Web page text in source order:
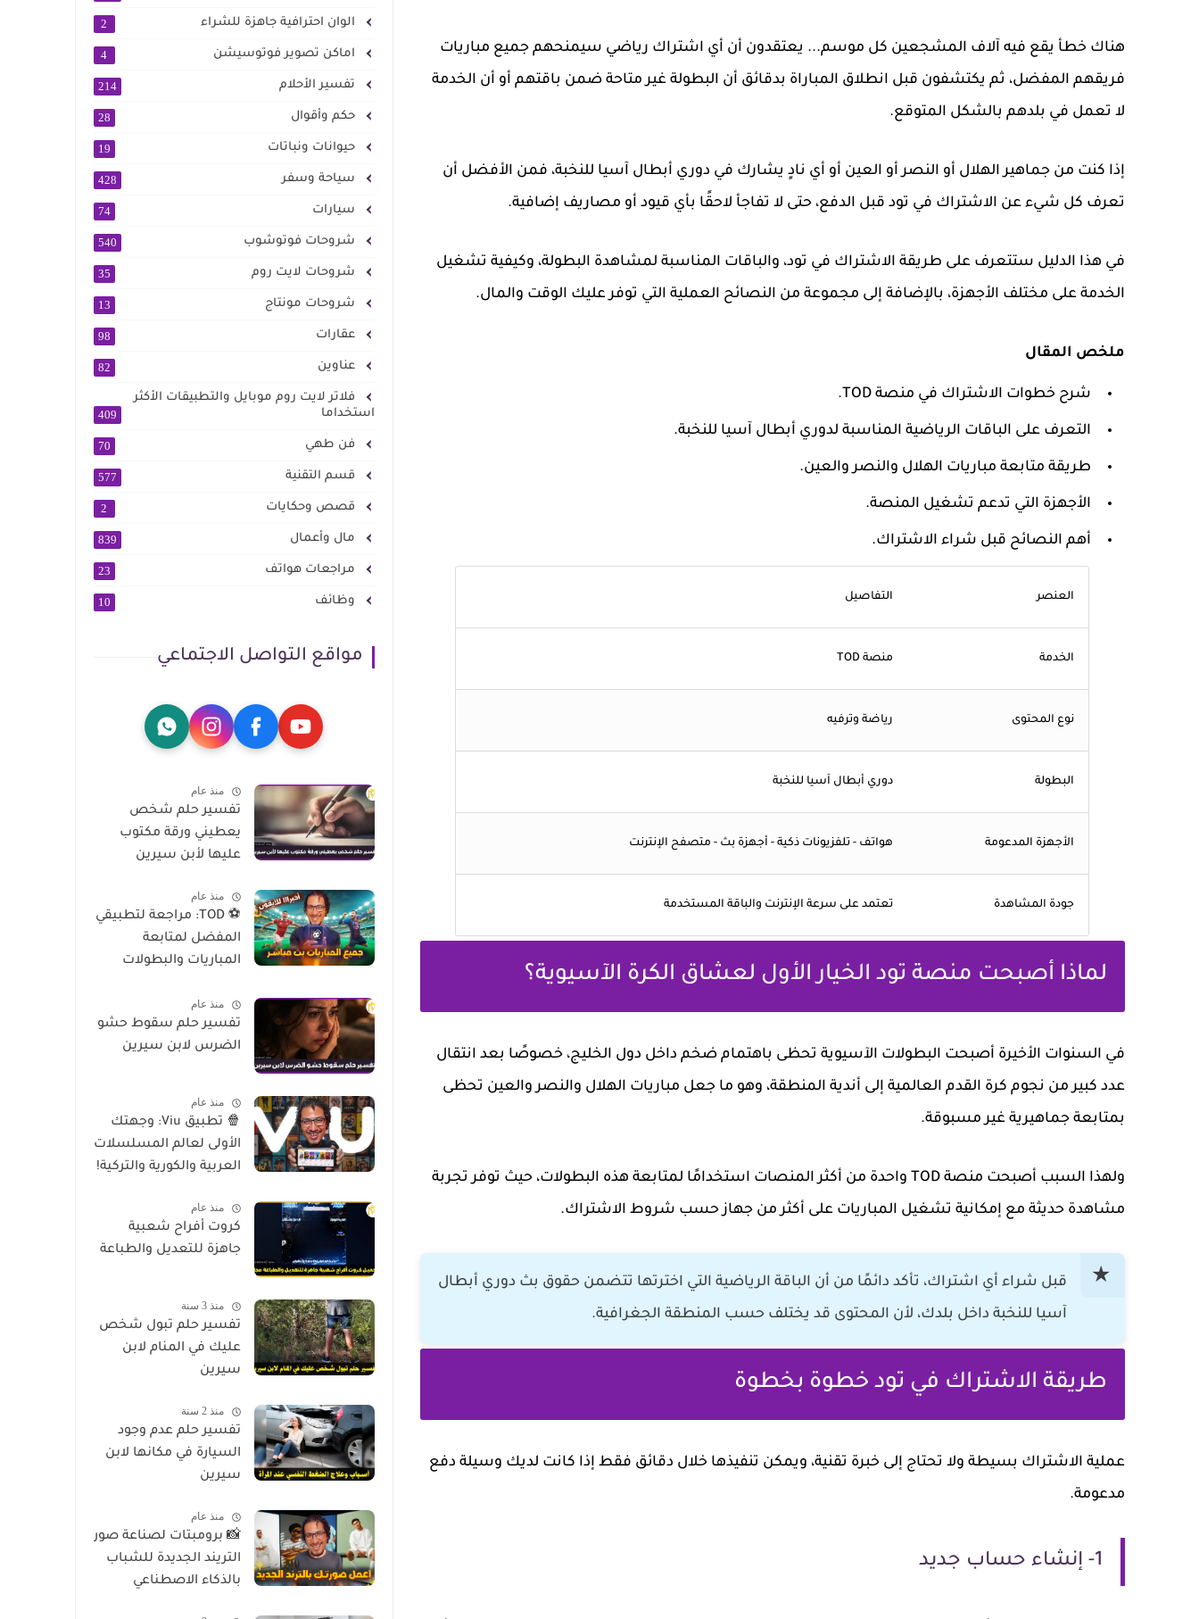
هناك خطأ يقع فيه آلاف المشجعين كل موسم... يعتقدون أن أي اشتراك رياضي سيمنحهم جميع مباريات
فريقهم المفضل، ثم يكتشفون قبل انطلاق المباراة بدقائق أن البطولة غير متاحة ضمن باقتهم أو أن الخدمة
لا تعمل في بلدهم بالشكل المتوقع.
إذا كنت من جماهير الهلال أو النصر أو العين أو أي نادٍ يشارك في دوري أبطال آسيا للنخبة، فمن الأفضل أن
تعرف كل شيء عن الاشتراك في تود قبل الدفع، حتى لا تفاجأ لاحقًا بأي قيود أو مصاريف إضافية.
في هذا الدليل ستتعرف على طريقة الاشتراك في تود، والباقات المناسبة لمشاهدة البطولة، وكيفية تشغيل
الخدمة على مختلف الأجهزة، بالإضافة إلى مجموعة من النصائح العملية التي توفر عليك الوقت والمال.
ملخص المقال
شرح خطوات الاشتراك في منصة TOD.
التعرف على الباقات الرياضية المناسبة لدوري أبطال آسيا للنخبة.
طريقة متابعة مباريات الهلال والنصر والعين.
الأجهزة التي تدعم تشغيل المنصة.
أهم النصائح قبل شراء الاشتراك.
العنصر التفاصيل
الخدمة منصة TOD
نوع المحتوى رياضة وترفيه
البطولة دوري أبطال آسيا للنخبة
الأجهزة المدعومة هواتف - تلفزيونات ذكية - أجهزة بث - متصفح الإنترنت
جودة المشاهدة تعتمد على سرعة الإنترنت والباقة المستخدمة
لماذا أصبحت منصة تود الخيار الأول لعشاق الكرة الآسيوية؟
في السنوات الأخيرة أصبحت البطولات الآسيوية تحظى باهتمام ضخم داخل دول الخليج، خصوصًا بعد انتقال
عدد كبير من نجوم كرة القدم العالمية إلى أندية المنطقة، وهو ما جعل مباريات الهلال والنصر والعين تحظى
بمتابعة جماهيرية غير مسبوقة.
ولهذا السبب أصبحت منصة TOD واحدة من أكثر المنصات استخدامًا لمتابعة هذه البطولات، حيث توفر تجربة
مشاهدة حديثة مع إمكانية تشغيل المباريات على أكثر من جهاز حسب شروط الاشتراك.
قبل شراء أي اشتراك، تأكد دائمًا من أن الباقة الرياضية التي اخترتها تتضمن حقوق بث دوري أبطال
آسيا للنخبة داخل بلدك، لأن المحتوى قد يختلف حسب المنطقة الجغرافية.
طريقة الاشتراك في تود خطوة بخطوة
عملية الاشتراك بسيطة ولا تحتاج إلى خبرة تقنية، ويمكن تنفيذها خلال دقائق فقط إذا كانت لديك وسيلة دفع
مدعومة.
1- إنشاء حساب جديد
الوان احترافية جاهزة للشراء 2
اماكن تصوير فوتوسيشن 4
تفسير الأحلام 214
حكم وأقوال 28
حيوانات ونباتات 19
سياحة وسفر 428
سيارات 74
شروحات فوتوشوب 540
شروحات لايت روم 35
شروحات مونتاج 13
عقارات 98
عناوين 82
فلاتر لايت روم موبايل والتطبيقات الأكثر
استخداما
409
فن طهي 70
قسم التقنية 577
قصص وحكايات 2
مال وأعمال 839
مراجعات هواتف 23
وظائف 10
مواقع التواصل الاجتماعي
منذ عام
تفسير حلم شخص
يعطيني ورقة مكتوب
عليها لأبن سيرين
منذ عام
⚽ TOD: مراجعة لتطبيقي
المفضل لمتابعة
المباريات والبطولات
منذ عام
تفسير حلم سقوط حشو
الضرس لابن سيرين
منذ عام
🍿 تطبيق Viu: وجهتك
الأولى لعالم المسلسلات
العربية والكورية والتركية!
منذ عام
كروت أفراح شعبية
جاهزة للتعديل والطباعة
منذ 3 سنة
تفسير حلم تبول شخص
عليك في المنام لابن
سيرين
منذ 2 سنة
تفسير حلم عدم وجود
السيارة في مكانها لابن
سيرين
منذ عام
📸 برومبتات لصناعة صور
التريند الجديدة للشباب
بالذكاء الاصطناعي